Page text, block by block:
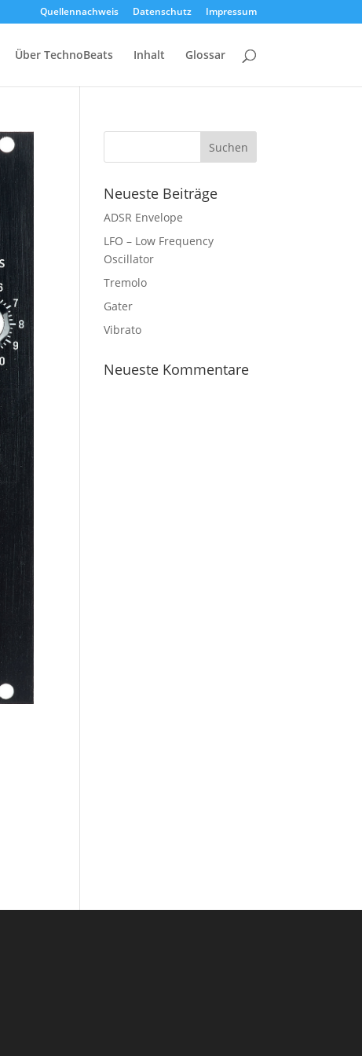
Quellennachweis Datenschutz Impressum
Über TechnoBeats Inhalt Glossar
Neueste Beiträge
ADSR Envelope
LFO – Low Frequency
Oscillator
Tremolo
Gater
Vibrato
Neueste Kommentare